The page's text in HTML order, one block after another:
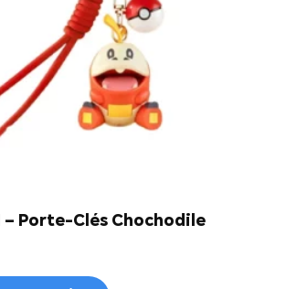
– Porte-Clés Chochodile